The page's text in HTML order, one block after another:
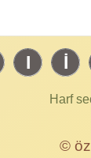
I İ
Harf
©